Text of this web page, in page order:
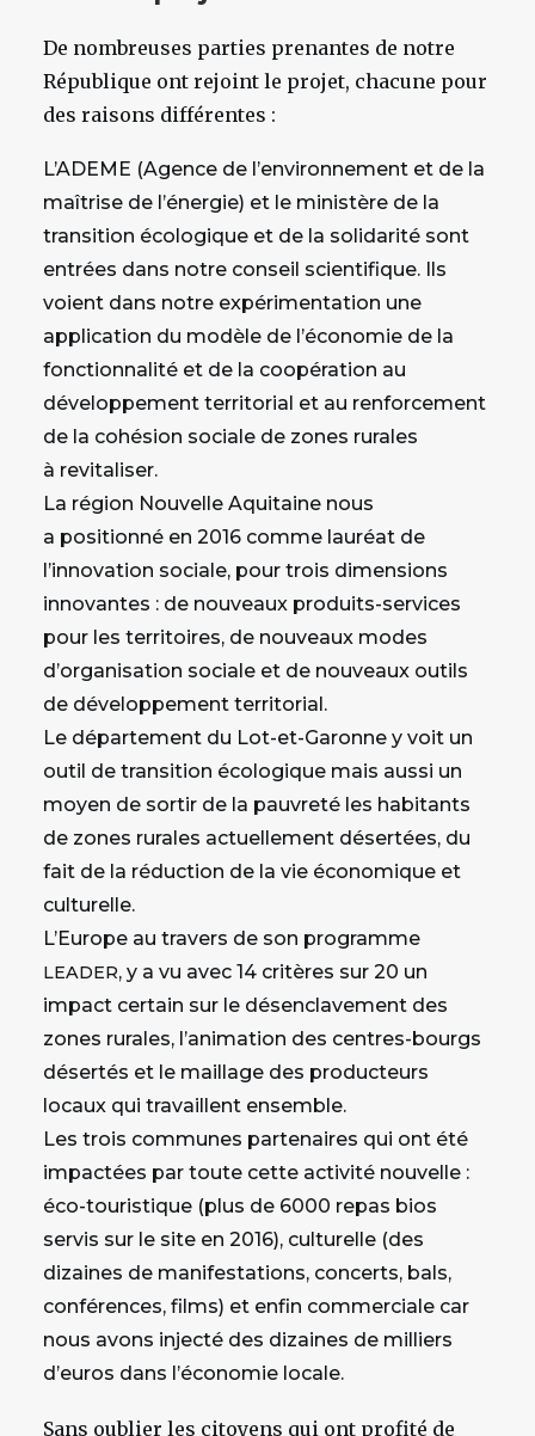
De nombreuses parties prenantes de notre
République ont rejoint le projet, chacune pour
des raisons différentes :
L’ADEME (Agence de l’environnement et de la
maîtrise de l’énergie) et le ministère de la
transition écologique et de la solidarité sont
entrées dans notre conseil scientifique. Ils
voient dans notre expérimentation une
application du modèle de l’économie de la
fonctionnalité et de la coopération au
développement territorial et au renforcement
de la cohésion sociale de zones rurales
à revitaliser.
La région Nouvelle Aquitaine nous
a positionné en 2016 comme lauréat de
l’innovation sociale, pour trois dimensions
innovantes : de nouveaux produits-services
pour les territoires, de nouveaux modes
d’organisation sociale et de nouveaux outils
de développement territorial.
Le département du Lot-et-Garonne y voit un
outil de transition écologique mais aussi un
moyen de sortir de la pauvreté les habitants
de zones rurales actuellement désertées, du
fait de la réduction de la vie économique et
culturelle.
L’Europe au travers de son programme
LEADER, y a vu avec 14 critères sur 20 un
impact certain sur le désenclavement des
zones rurales, l’animation des centres-bourgs
désertés et le maillage des producteurs
locaux qui travaillent ensemble.
Les trois communes partenaires qui ont été
impactées par toute cette activité nouvelle :
éco-touristique (plus de 6000 repas bios
servis sur le site en 2016), culturelle (des
dizaines de manifestations, concerts, bals,
conférences, films) et enfin commerciale car
nous avons injecté des dizaines de milliers
d’euros dans l’économie locale.
Sans oublier les citoyens qui ont profité de